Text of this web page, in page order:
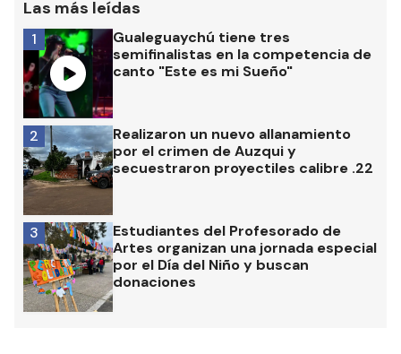
Las más leídas
Gualeguaychú tiene tres
semifinalistas en la competencia de
canto "Este es mi Sueño"
1
Realizaron un nuevo allanamiento
por el crimen de Auzqui y
secuestraron proyectiles calibre .22
2
Estudiantes del Profesorado de
Artes organizan una jornada especial
por el Día del Niño y buscan
donaciones
3